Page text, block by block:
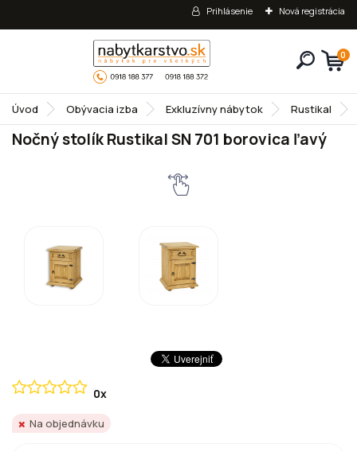
Prihlásenie Nová registrácia
0
Úvod Obývacia izba Exkluzívny nábytok Rustikal
Nočný stolík Rustikal SN 701 borovica ľavý
Na objednávku
0x